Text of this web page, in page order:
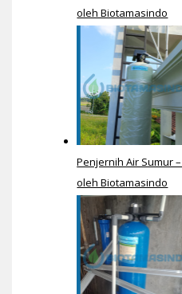
oleh Biotamasindo
Penjernih Air Sumur
oleh Biotamasindo